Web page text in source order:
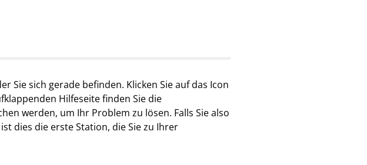
Sie sich gerade befinden. Klicken Sie auf das Icon
Hilfeseite finden Sie die
werden, um Ihr Problem zu lösen. Falls Sie also
dies die erste Station, die Sie zu Ihrer